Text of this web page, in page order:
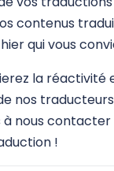
contenus
qui vous
la réactivité
nos
à nous
!